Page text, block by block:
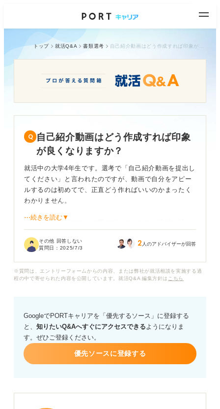
トップ 就活Q&A 書類選考
自己紹介動画はどう作成すれば印象
が良くなりますか？
就活中の大学4年生です。選考で「自己紹介動画を提出し
てください」と言われたのですが、動画で自分をアピー
ルするのは初めてで、正直どう作ればいいのかまったく
わかりません。
カメラの前で話すことに慣れていないので、表情や話し
いのか迷っています。長すぎても飽きられそうだし、短
印象の良い自己紹介動画を作成するには、どんな構成や
⋯続きを読む▼
その他 回答しない
質問日： 2025/7/3 2 人のアドバイザーが回答
※質問は、エントリーフォームからの内容、または弊社が就活相談を実施する過
程の中で寄せられた内容を公開しています。就活Q&A 編集方針は こちら
GoogleでPORTキャリアを「優先するソース」に登録する
と、 知りたいQ&Aへすぐにアクセスできるようになりま
す。ぜひご登録ください。
優先ソースに登録する